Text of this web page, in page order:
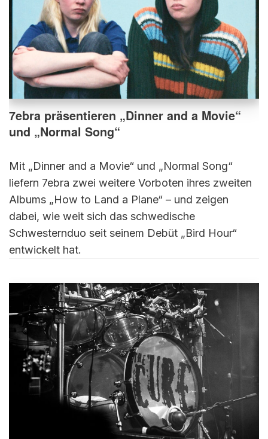
7ebra präsentieren „Dinner and a Movie“
und „Normal Song“
Mit „Dinner and a Movie“ und „Normal Song“
liefern 7ebra zwei weitere Vorboten ihres zweiten
Albums „How to Land a Plane“ – und zeigen
dabei, wie weit sich das schwedische
Schwesternduo seit seinem Debüt „Bird Hour“
entwickelt hat.